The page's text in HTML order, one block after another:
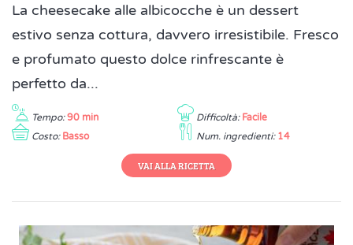
La cheesecake alle albicocche è un dessert
estivo senza cottura, davvero irresistibile. Fresco
e profumato questo dolce rinfrescante è
perfetto da...
Tempo: 90 min Difficoltà: Facile
Costo: Basso Num. ingredienti: 14
VAI ALLA RICETTA